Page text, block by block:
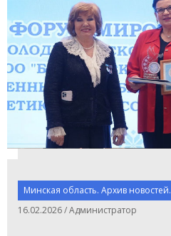
Минская область. Архив новостей.
16.02.2026 / Администратор